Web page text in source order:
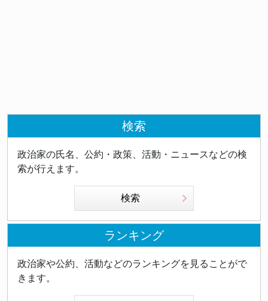
検索
政治家の氏名、公約・政策、活動・ニュースなどの検
索が行えます。
検索
ランキング
政治家や公約、活動などのランキングを見ることがで
きます。